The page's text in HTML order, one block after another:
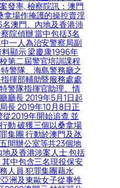
發率, 檢察院訊：澳門
拿場作掩護的操控賣淫
澳門、內地及香港涉
院偵辦 當中包括3名
一人為治安警察局副
顯示 梁慶康1996年
第二屆警官培訓課程
警隊、海島警務廳之
揮部輔助暨服務處處
警隊指揮官助理、情
廳長 2019年5月1日起
長 2019年10月8日正
2019年開始追查 並
動 破獲三個以桑拿場
集團 行動於澳門及氹
間辦公室等共23個地
及香港涉案人士 包括
中包含三名現役保安
人員 犯罪集團藉水
洲及東歐女子從事性